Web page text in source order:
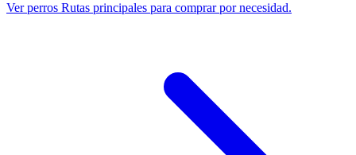
Ver perros Rutas principales para comprar por necesidad.